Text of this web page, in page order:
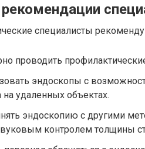
специалисты
проводить
эндоскопы с
на удаленных объектах.
эндоскопию с другими
контролем толщины